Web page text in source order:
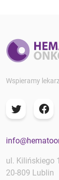
Wspieramy
ul. Kilińskiego
20-809 Lublin